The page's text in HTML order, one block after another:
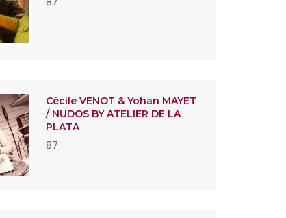
Cécile VENOT & Yohan MAYET
/ NUDOS BY ATELIER DE LA
PLATA
87